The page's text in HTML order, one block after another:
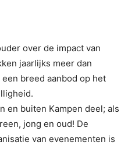
over de impact van
jaarlijks meer dan
breed aanbod op het
en buiten Kampen deel; als
jong en oud! De
van evenementen is